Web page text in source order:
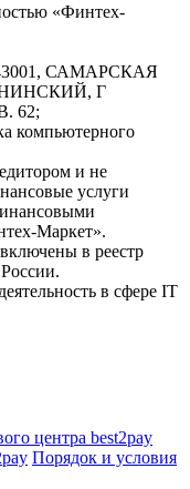
«Финтех-
САМАРСКАЯ
Г
62;
компьютерного
и не
услуги
Маркет».
в реестр
в сфере IT
центра best2pay
Порядок и условия